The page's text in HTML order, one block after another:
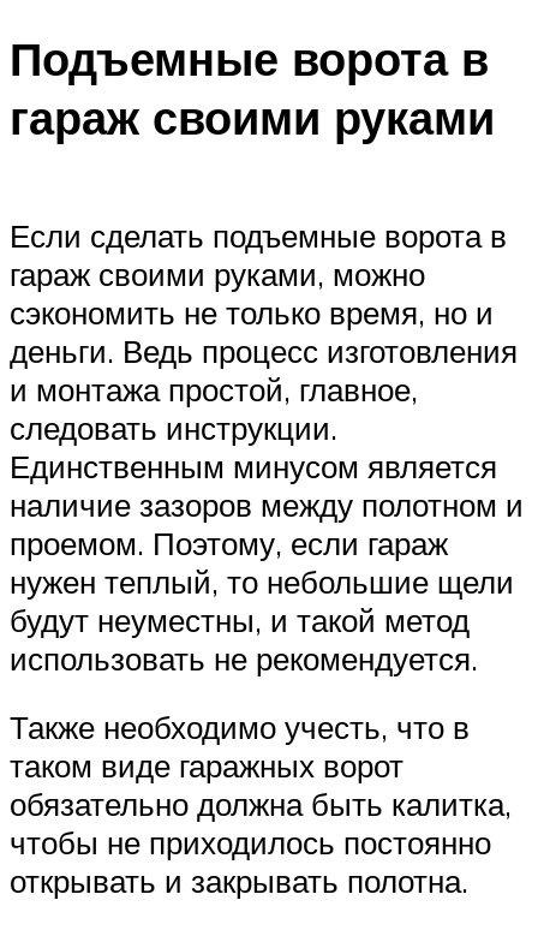
Подъемные ворота в
гараж своими руками
Если сделать подъемные ворота в
гараж своими руками, можно
сэкономить не только время, но и
деньги. Ведь процесс изготовления
и монтажа простой, главное,
следовать инструкции.
Единственным минусом является
наличие зазоров между полотном и
проемом. Поэтому, если гараж
нужен теплый, то небольшие щели
будут неуместны, и такой метод
использовать не рекомендуется.
Также необходимо учесть, что в
таком виде гаражных ворот
обязательно должна быть калитка,
чтобы не приходилось постоянно
открывать и закрывать полотна.